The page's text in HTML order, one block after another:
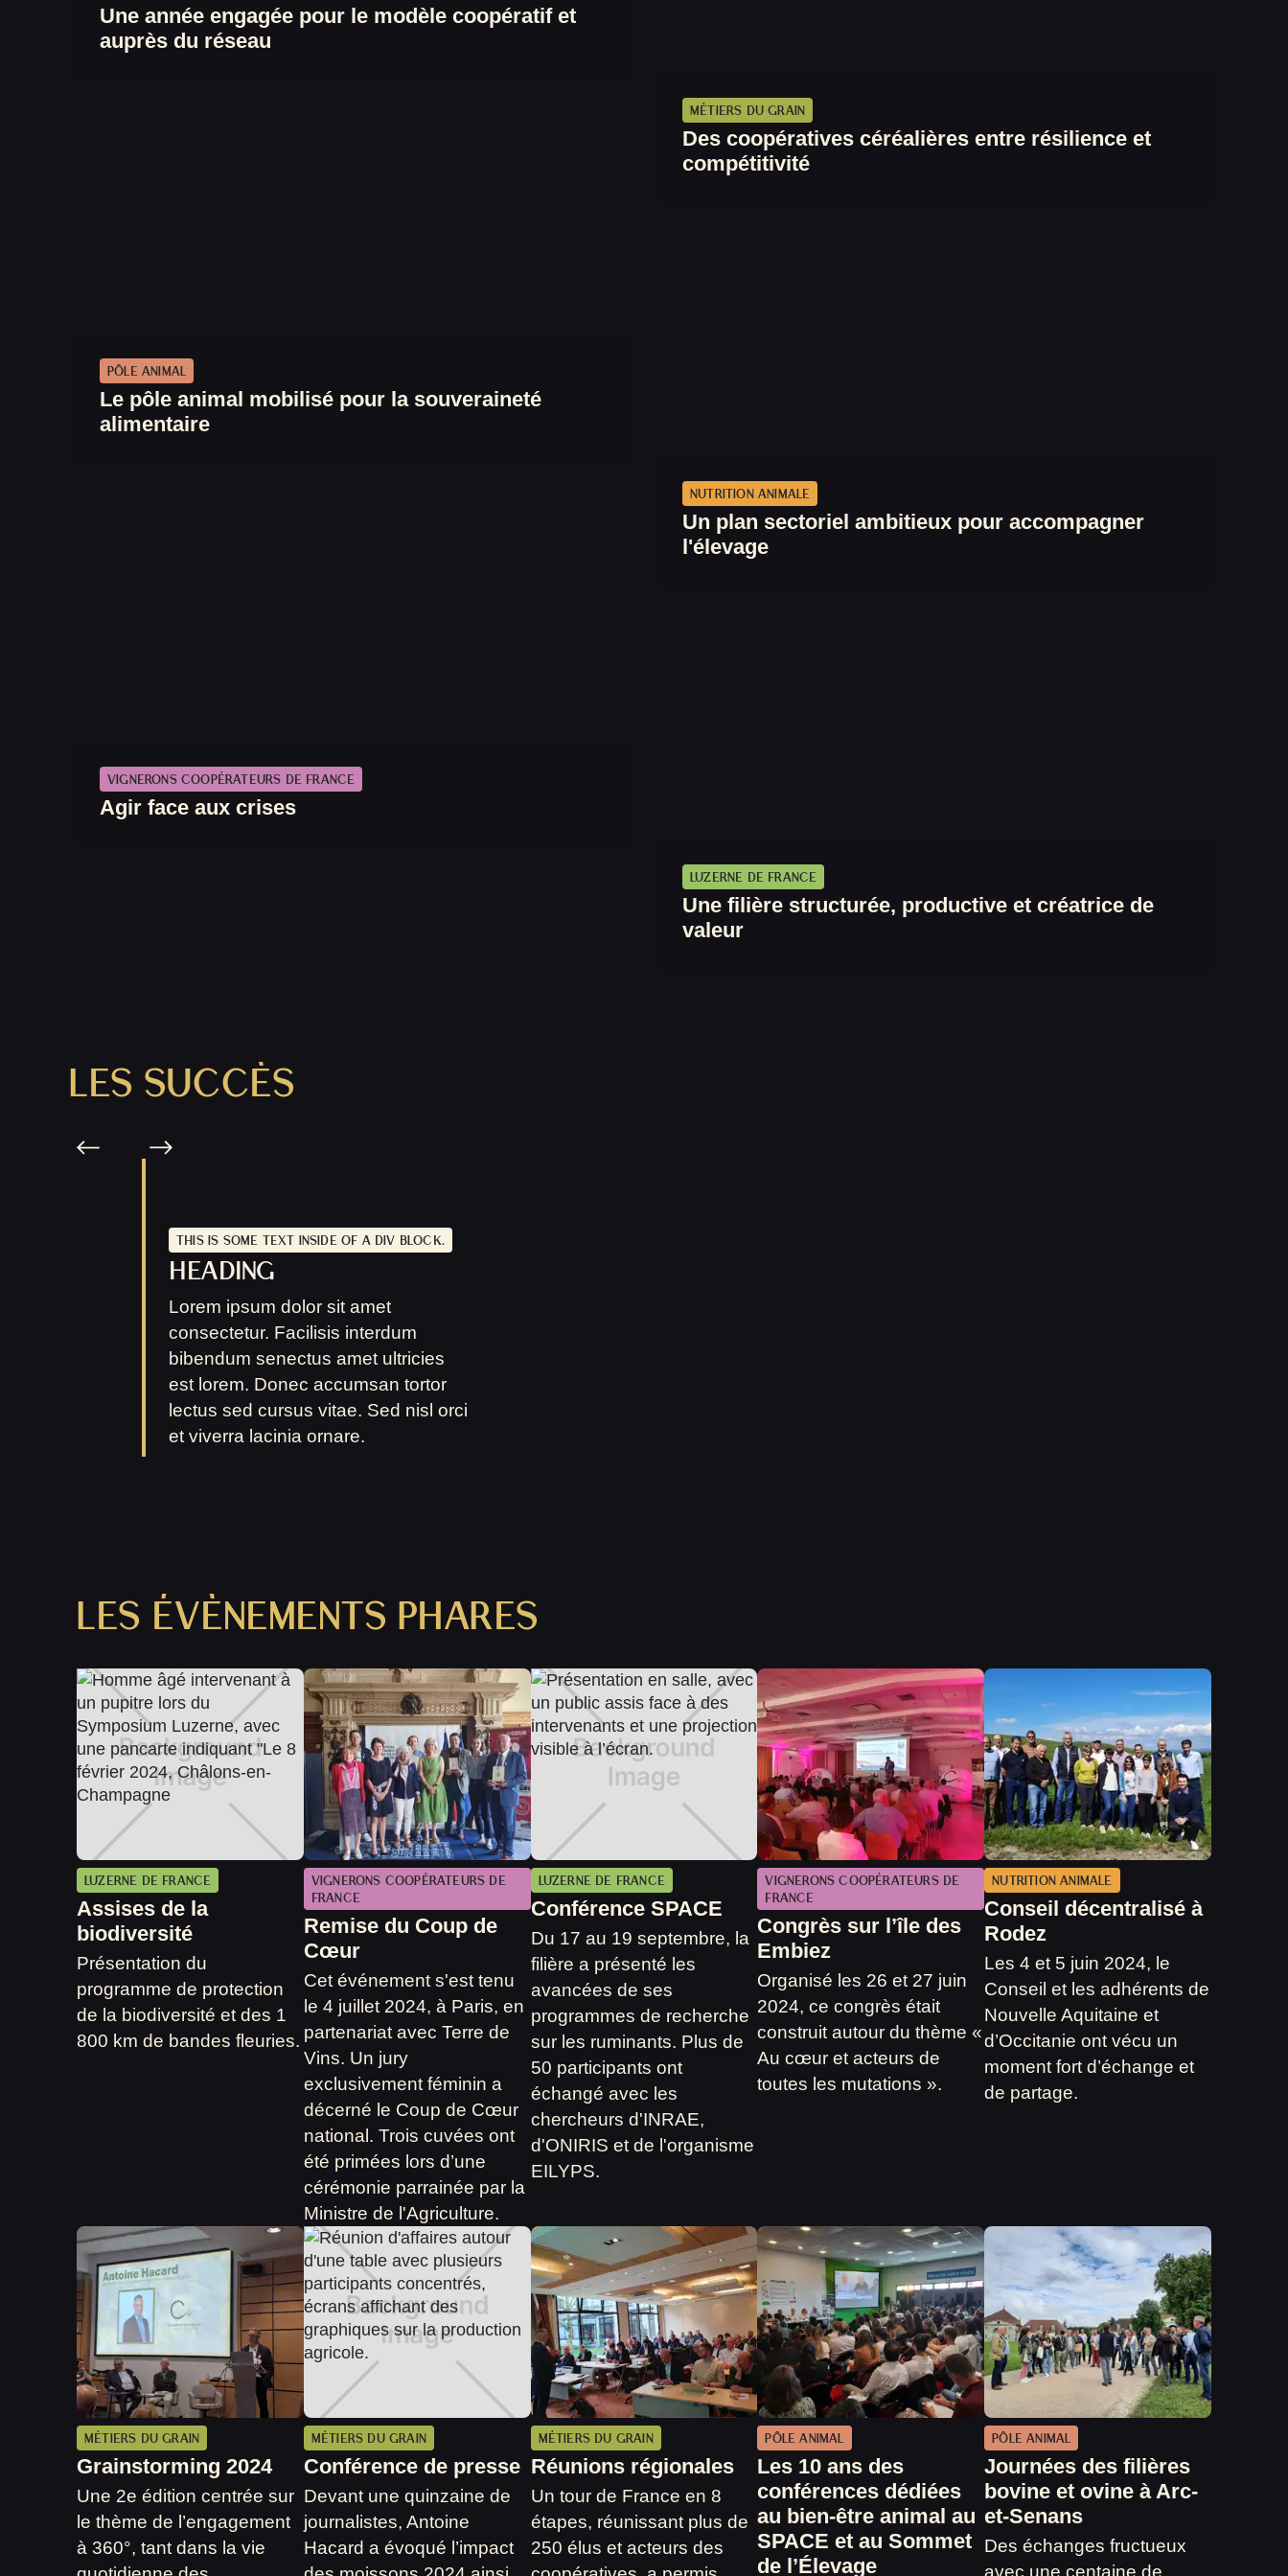
Une année engagée pour le modèle coopératif et
auprès du réseau
PÔLE ANIMAL
Le pôle animal mobilisé pour la souveraineté
alimentaire
VIGNERONS COOPÉRATEURS DE FRANCE
Agir face aux crises
MÉTIERS DU GRAIN
Des coopératives céréalières entre résilience et
compétitivité
NUTRITION ANIMALE
Un plan sectoriel ambitieux pour accompagner
l'élevage
LUZERNE DE FRANCE
Une filière structurée, productive et créatrice de
valeur
LES SUCCÈS
THIS IS SOME TEXT INSIDE OF A DIV BLOCK.
HEADING
Lorem ipsum dolor sit amet
consectetur. Facilisis interdum
bibendum senectus amet ultricies
est lorem. Donec accumsan tortor
lectus sed cursus vitae. Sed nisl orci
et viverra lacinia ornare.
LES ÉVÈNEMENTS PHARES
LUZERNE DE FRANCE
Assises de la
biodiversité
Présentation du
programme de protection
de la biodiversité et des 1
800 km de bandes fleuries.
VIGNERONS COOPÉRATEURS DE
FRANCE
Remise du Coup de
Cœur
Cet événement s'est tenu
le 4 juillet 2024, à Paris, en
partenariat avec Terre de
Vins. Un jury
exclusivement féminin a
décerné le Coup de Cœur
national. Trois cuvées ont
été primées lors d’une
cérémonie parrainée par la
Ministre de l'Agriculture.
LUZERNE DE FRANCE
Conférence SPACE
Du 17 au 19 septembre, la
filière a présenté les
avancées de ses
programmes de recherche
sur les ruminants. Plus de
50 participants ont
échangé avec les
chercheurs d'INRAE,
d'ONIRIS et de l'organisme
EILYPS.
VIGNERONS COOPÉRATEURS DE
FRANCE
Congrès sur l’île des
Embiez
Organisé les 26 et 27 juin
2024, ce congrès était
construit autour du thème «
Au cœur et acteurs de
toutes les mutations ».
NUTRITION ANIMALE
Conseil décentralisé à
Rodez
Les 4 et 5 juin 2024, le
Conseil et les adhérents de
Nouvelle Aquitaine et
d’Occitanie ont vécu un
moment fort d’échange et
de partage.
MÉTIERS DU GRAIN
Grainstorming 2024
Une 2e édition centrée sur
le thème de l’engagement
à 360°, tant dans la vie
MÉTIERS DU GRAIN
Conférence de presse
Devant une quinzaine de
journalistes, Antoine
Hacard a évoqué l’impact
MÉTIERS DU GRAIN
Réunions régionales
Un tour de France en 8
étapes, réunissant plus de
250 élus et acteurs des
PÔLE ANIMAL
Les 10 ans des
conférences dédiées
au bien-être animal au
SPACE et au Sommet
de l’Élevage
PÔLE ANIMAL
Journées des filières
bovine et ovine à Arc-
et-Senans
Des échanges fructueux
avec une centaine de